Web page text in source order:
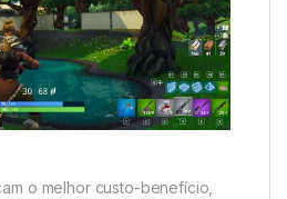
o melhor custo-benefício,